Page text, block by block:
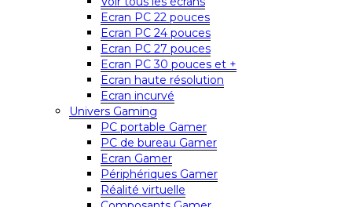
Ecran PC 22 pouces
Ecran PC 24 pouces
Ecran PC 27 pouces
Ecran PC 30 pouces et +
Ecran haute résolution
Ecran incurvé
Univers Gaming
PC portable Gamer
PC de bureau Gamer
Ecran Gamer
Périphériques Gamer
Réalité virtuelle